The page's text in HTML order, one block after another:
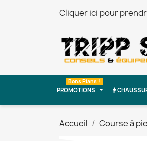
Cliquer ici pour
PROMOTIONS
Bons Plans !
Accueil Course à